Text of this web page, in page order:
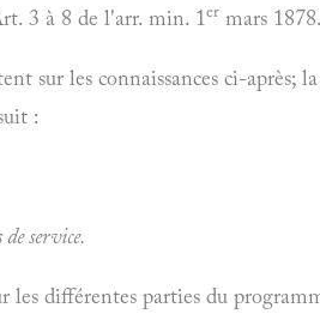
3 à 8 de l'arr. min. 1er mars
sur les connaissances ci-après;
:
service.
les différentes parties du